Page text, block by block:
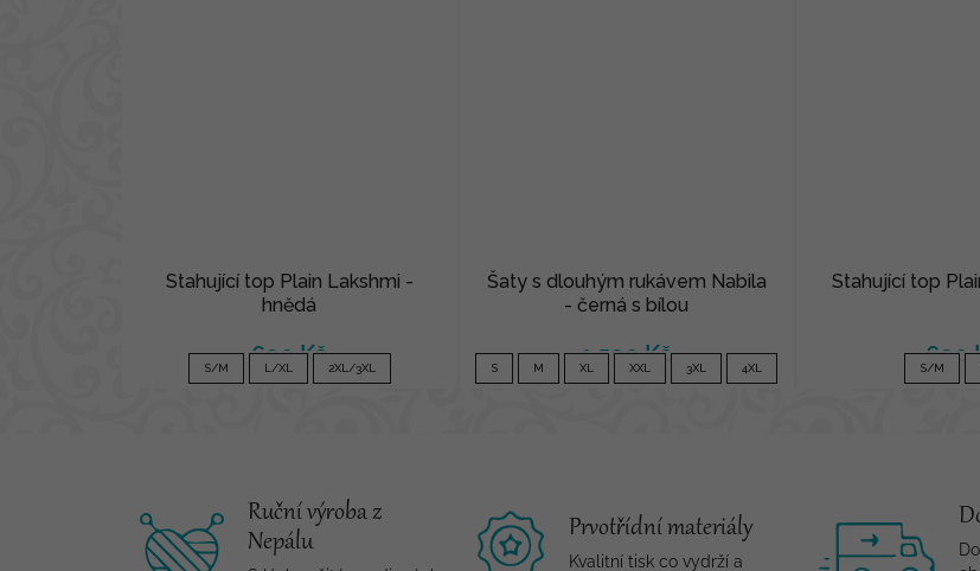
Stahující top Plain Lakshmi -
hnědá
690 Kč
S/M L/XL 2XL/3XL
Šaty s dlouhým rukávem Nabila
- černá s bílou
1 590 Kč
S M XL XXL 3XL 4XL
Stahující top
690
S/M
Ruční výroba z
Nepálu
Prvotřídní materiály
Kvalitní tisk co vydrží a